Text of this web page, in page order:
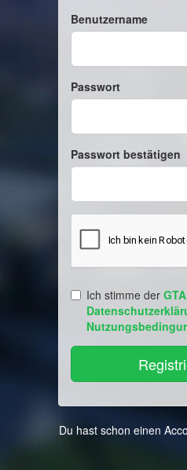
Benutzername
Passwort
Passwort bestätigen
Ich stimme der
Du hast schon einen